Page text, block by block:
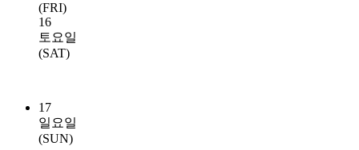
(FRI)
16
토요일
(SAT)
17
일요일
(SUN)